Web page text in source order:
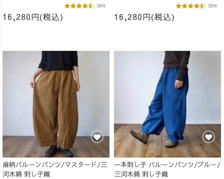
16,280円(税込)
38件
16,280円(税込)
38件
麻柄バルーンパンツ/マスタード/三
河木綿 刺し子織
一本刺し子 バルーンパンツ/ブルー/
三河木綿 刺し子織